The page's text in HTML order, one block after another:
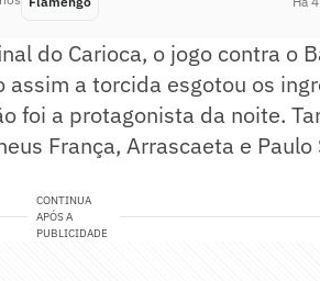
do Carioca, o jogo contra o
a torcida esgotou os
foi a protagonista da noite.
França, Arrascaeta e Paulo
CONTINUA
APÓS A
PUBLICIDADE